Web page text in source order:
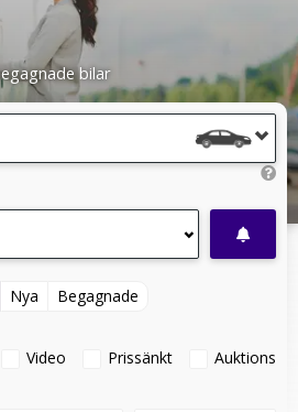
bilar
Nya Begagnade
Video Prissänkt